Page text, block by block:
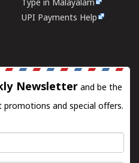
Type in Malayalam
UPI Payments Help
Newsletter and be the
and special offers.